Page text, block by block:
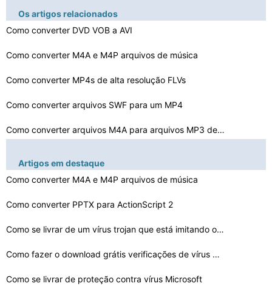
Os artigos relacionados
Como converter DVD VOB a AVI
Como converter M4A e M4P arquivos de música
Como converter MP4s de alta resolução FLVs
Como converter arquivos SWF para um MP4
Como converter arquivos M4A para arquivos MP3 de graça…
Como converter clipe de filme para AVI
Como converter MATLAB para um PDF
Como converter faixas estéreo para mono no Sonar
Artigos em destaque
Como converter M4A e M4P arquivos de música
Como converter PPTX para ActionScript 2
Como se livrar de um vírus trojan que está imitando o…
Como fazer o download grátis verificações de vírus …
Como se livrar de proteção contra vírus Microsoft